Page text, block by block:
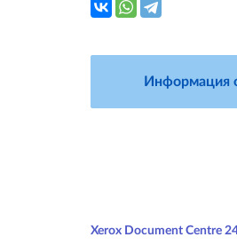
Информация
Xerox Document Centre